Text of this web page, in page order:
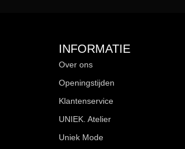
INFORMATIE
Over ons
Openingstijden
Klantenservice
UNIEK. Atelier
Uniek Mode